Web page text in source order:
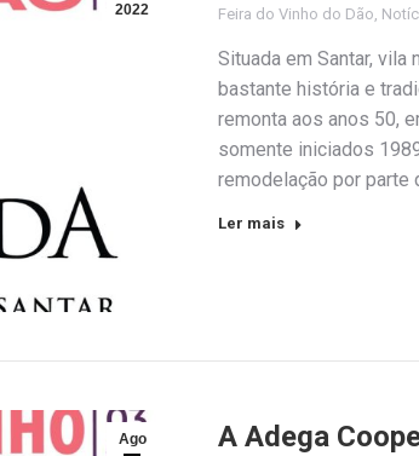
2022 Feira do Vinho do Dão,
Situada em Santar, vila
bastante história e
remonta aos anos 50,
somente iniciados
remodelação por parte
Ler mais
Ago
A Adega